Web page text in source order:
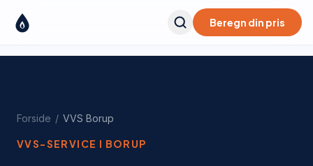
Beregn din pris
Forside / VVS Borup
VVS-SERVICE I BORUP